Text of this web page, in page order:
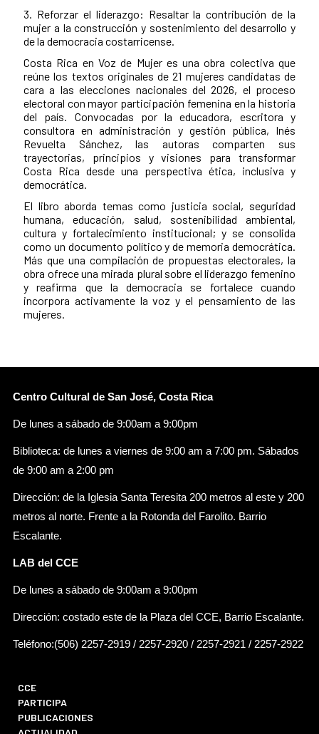
3. Reforzar el liderazgo: Resaltar la contribución de la
mujer a la construcción y sostenimiento del desarrollo y
de la democracia costarricense.
Costa Rica en Voz de Mujer es una obra colectiva que
reúne los textos originales de 21 mujeres candidatas de
cara a las elecciones nacionales del 2026, el proceso
electoral con mayor participación femenina en la historia
del país. Convocadas por la educadora, escritora y
consultora en administración y gestión pública, Inés
Revuelta Sánchez, las autoras comparten sus
trayectorias, principios y visiones para transformar
Costa Rica desde una perspectiva ética, inclusiva y
democrática.
El libro aborda temas como justicia social, seguridad
humana, educación, salud, sostenibilidad ambiental,
cultura y fortalecimiento institucional; y se consolida
como un documento político y de memoria democrática.
Más que una compilación de propuestas electorales, la
obra ofrece una mirada plural sobre el liderazgo femenino
y reafirma que la democracia se fortalece cuando
incorpora activamente la voz y el pensamiento de las
mujeres.
Centro Cultural de San José, Costa Rica
De lunes a sábado de 9:00am a 9:00pm
Biblioteca: de lunes a viernes de 9:00 am a 7:00 pm. Sábados
de 9:00 am a 2:00 pm
Dirección: de la Iglesia Santa Teresita 200 metros al este y 200
metros al norte. Frente a la Rotonda del Farolito. Barrio
Escalante.
LAB del CCE
De lunes a sábado de 9:00am a 9:00pm
Dirección: costado este de la Plaza del CCE, Barrio Escalante.
Teléfono:(506) 2257-2919 / 2257-2920 / 2257-2921 / 2257-2922
CCE
PARTICIPA
PUBLICACIONES